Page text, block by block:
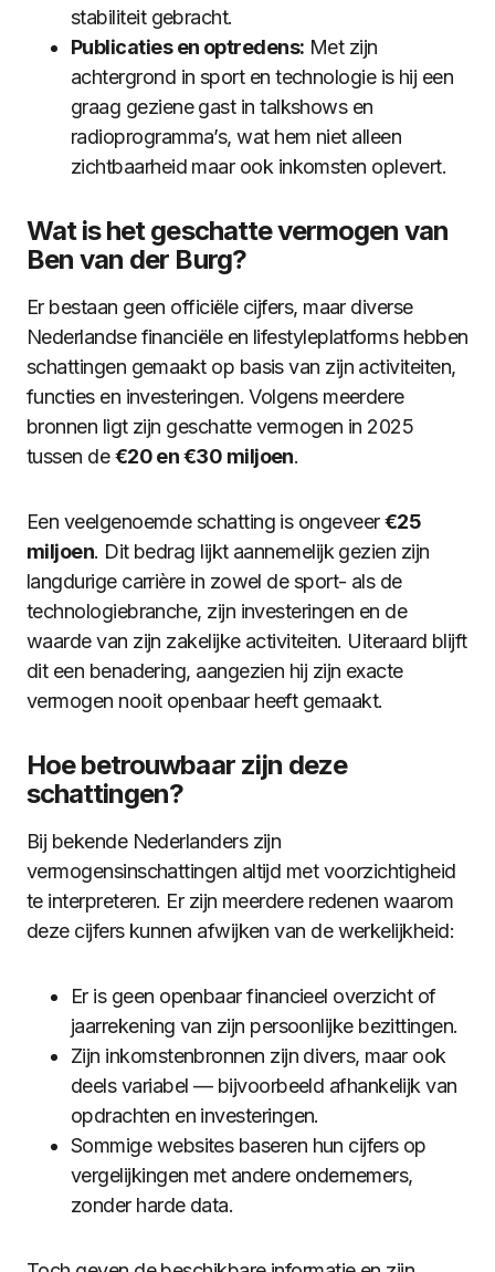
stabiliteit gebracht.
Publicaties en optredens: Met zijn
achtergrond in sport en technologie is hij een
graag geziene gast in talkshows en
radioprogramma’s, wat hem niet alleen
zichtbaarheid maar ook inkomsten oplevert.
Wat is het geschatte vermogen van
Ben van der Burg?
Er bestaan geen officiële cijfers, maar diverse
Nederlandse financiële en lifestyleplatforms hebben
schattingen gemaakt op basis van zijn activiteiten,
functies en investeringen. Volgens meerdere
bronnen ligt zijn geschatte vermogen in 2025
tussen de€20 en €30 miljoen.
Een veelgenoemde schatting is ongeveer€25
miljoen. Dit bedrag lijkt aannemelijk gezien zijn
langdurige carrière in zowel de sport- als de
technologiebranche, zijn investeringen en de
waarde van zijn zakelijke activiteiten. Uiteraard blijft
dit een benadering, aangezien hij zijn exacte
vermogen nooit openbaar heeft gemaakt.
Hoe betrouwbaar zijn deze
schattingen?
Bij bekende Nederlanders zijn
vermogensinschattingen altijd met voorzichtigheid
te interpreteren. Er zijn meerdere redenen waarom
deze cijfers kunnen afwijken van de werkelijkheid:
Er is geen openbaar financieel overzicht of
jaarrekening van zijn persoonlijke bezittingen.
Zijn inkomstenbronnen zijn divers, maar ook
deels variabel — bijvoorbeeld afhankelijk van
opdrachten en investeringen.
Sommige websites baseren hun cijfers op
vergelijkingen met andere ondernemers,
zonder harde data.